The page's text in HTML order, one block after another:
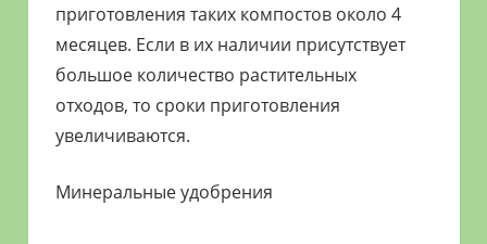
приготовления таких компостов около 4
месяцев. Если в их наличии присутствует
большое количество растительных
отходов, то сроки приготовления
увеличиваются.
Минеральные удобрения